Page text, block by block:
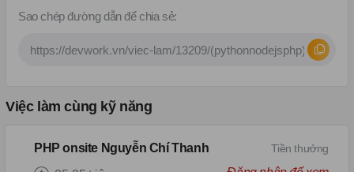
Sao chép đường dẫn để chia sẻ:
Việc làm cùng kỹ năng
PHP onsite Nguyễn Chí Thanh
Tiền thưởng